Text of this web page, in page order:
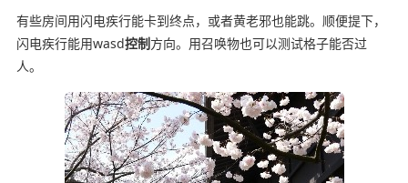
有些房间用闪电疾行能卡到终点，或者黄老邪也能跳。顺便提下，
闪电疾行能用wasd控制方向。用召唤物也可以测试格子能否过
人。